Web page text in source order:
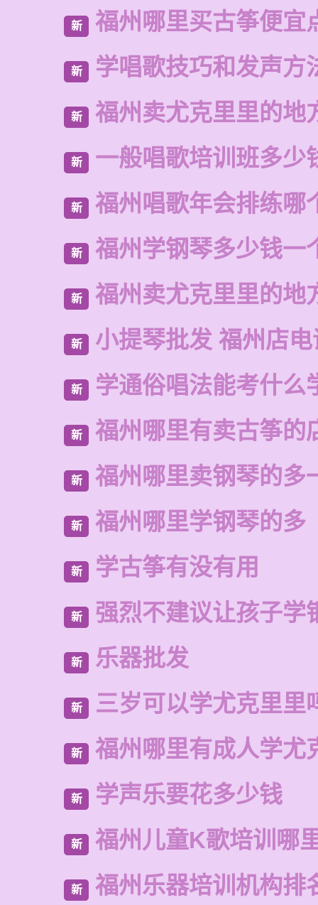
新 福州哪里买古筝便宜
新 学唱歌技巧和发声方
新 福州卖尤克里里的地
新 一般唱歌培训班多少
新 福州唱歌年会排练哪
新 福州学钢琴多少钱一
新 福州卖尤克里里的地
新 小提琴批发 福州店电
新 学通俗唱法能考什么
新 福州哪里有卖古筝的
新 福州哪里卖钢琴的多
新 福州哪里学钢琴的多
新 学古筝有没有用
新 强烈不建议让孩子学
新 乐器批发
新 三岁可以学尤克里里
新 福州哪里有成人学尤
新 学声乐要花多少钱
新 福州儿童K歌培训哪
新 福州乐器培训机构排